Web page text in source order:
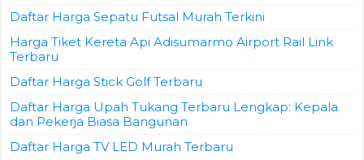
Daftar Harga Sepatu Futsal Murah Terkini
Harga Tiket Kereta Api Adisumarmo Airport Rail Link
Terbaru
Daftar Harga Stick Golf Terbaru
Daftar Harga Upah Tukang Terbaru Lengkap: Kepala
dan Pekerja Biasa Bangunan
Daftar Harga TV LED Murah Terbaru